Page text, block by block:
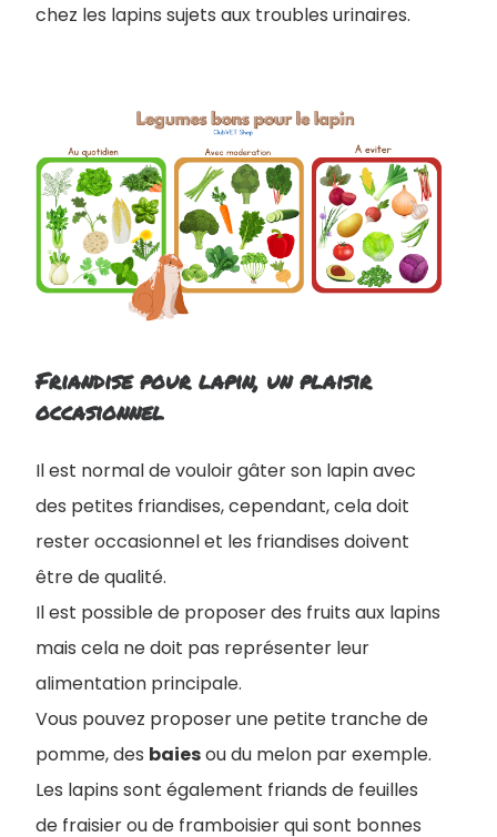
chez les lapins sujets aux troubles urinaires.
Friandise pour lapin, un plaisir
occasionnel
Il est normal de vouloir gâter son lapin avec
des petites friandises, cependant, cela doit
rester occasionnel et les friandises doivent
être de qualité.
Il est possible de proposer des fruits aux lapins
mais cela ne doit pas représenter leur
alimentation principale.
Vous pouvez proposer une petite tranche de
pomme, des baiesou du melon par exemple.
Les lapins sont également friands de feuilles
de fraisier ou de framboisier qui sont bonnes